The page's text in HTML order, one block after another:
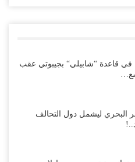
في قاعدة “شابيلي“ بجيبوتي عقب
البحري ليشمل دول التحالف